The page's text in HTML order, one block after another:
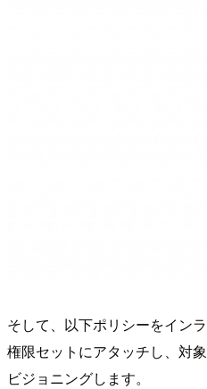
そして、以下ポリシーをイン
権限セットにアタッチし、対
ビジョニングします。